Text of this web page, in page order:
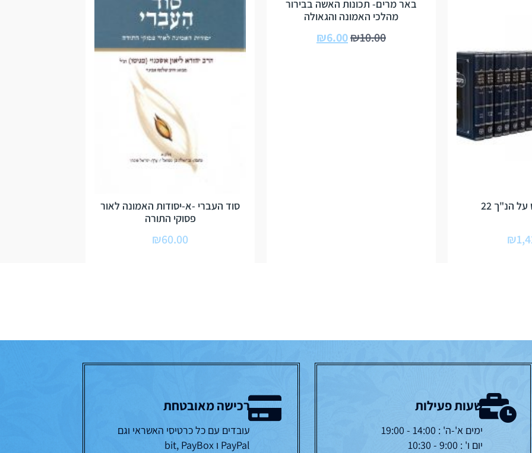
הנ"ך 22
₪
באר מרים- תכונות האשה בבירור
מהלכי האמונה והגאולה
₪10.00
₪6.00
סוד העברי -א-יסודות האמונה לאור
פסוקי התורה
₪60.00
שעות פעילות
ימים א'-ה' : 14:00 - 19:00
יום ו' : 9:00 - 10:30
רכישה מאובטחת
עובדים עם כל כרטיסי האשראי וגם
PayPal ו bit, PayBox